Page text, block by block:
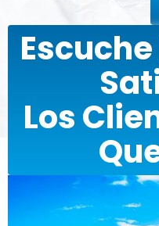
Escuche
Los